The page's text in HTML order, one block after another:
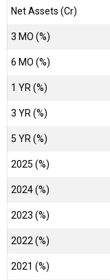
Net Assets (Cr)
3 MO (%)
6 MO (%)
1 YR (%)
3 YR (%)
5 YR (%)
2025 (%)
2024 (%)
2023 (%)
2022 (%)
2021 (%)